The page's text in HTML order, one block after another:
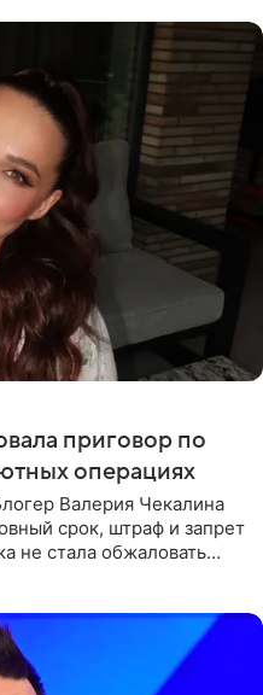
приговор по
операциях
Валерия Чекалина
срок, штраф и запрет
не стала обжаловать